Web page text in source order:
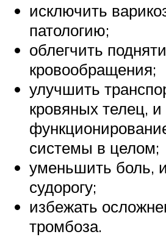
исключить
патологию;
облегчить
кровообращения;
улучшить
кровяных телец, и
системы в целом;
уменьшить боль,
судорогу;
избежать
тромбоза.